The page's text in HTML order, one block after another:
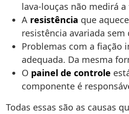
lava-louças não medirá
A resistência que
resistência avariada
Problemas com a fiação
adequada. Da mesma
O painel de controle
componente é
Todas essas são as causas